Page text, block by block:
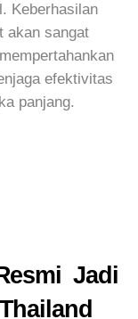
Keberhasilan
akan sangat
efektivitas
panjang.
Jadi